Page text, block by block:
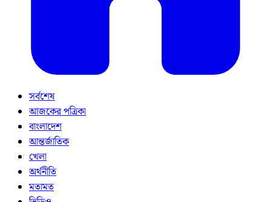
সর্বশেষ
আজকের পত্রিকা
বাংলাদেশ
আন্তর্জাতিক
খেলা
অর্থনীতি
মতামত